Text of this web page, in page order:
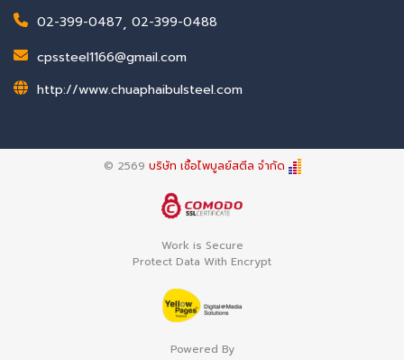
02-399-0487, 02-399-0488
cpssteel1166@gmail.com
http://www.chuaphaibulsteel.com
© 2569 บริษัท เชื้อไพบูลย์สตีล จำกัด
Work is Secure
Protect Data With Encrypt
Powered By